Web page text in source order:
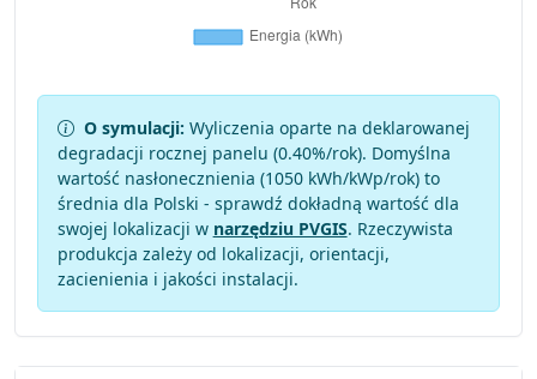
O symulacji: Wyliczenia oparte na deklarowanej
degradacji rocznej panelu (0.40%/rok). Domyślna
wartość nasłonecznienia (1050 kWh/kWp/rok) to
średnia dla Polski - sprawdź dokładną wartość dla
swojej lokalizacji w narzędziu PVGIS. Rzeczywista
produkcja zależy od lokalizacji, orientacji,
zacienienia i jakości instalacji.